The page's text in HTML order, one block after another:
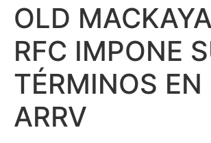
OLD
RFC IMPONE
TÉRMINOS EN
ARRV